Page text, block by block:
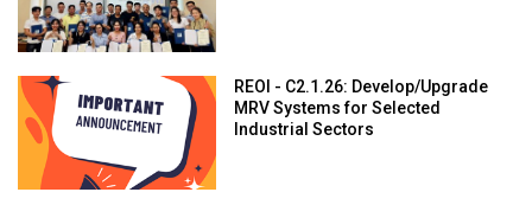
REOI - C2.1.26: Develop/Upgrade
MRV Systems for Selected
Industrial Sectors